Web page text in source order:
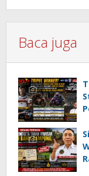
Baca juga